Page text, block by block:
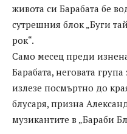
живота си Барабата бе
сутрешния блок „Буги
рок“.
Само месец преди
Барабата, неговата
излезе посмъртно до
блусаря, призна
музикантите в „Бараби